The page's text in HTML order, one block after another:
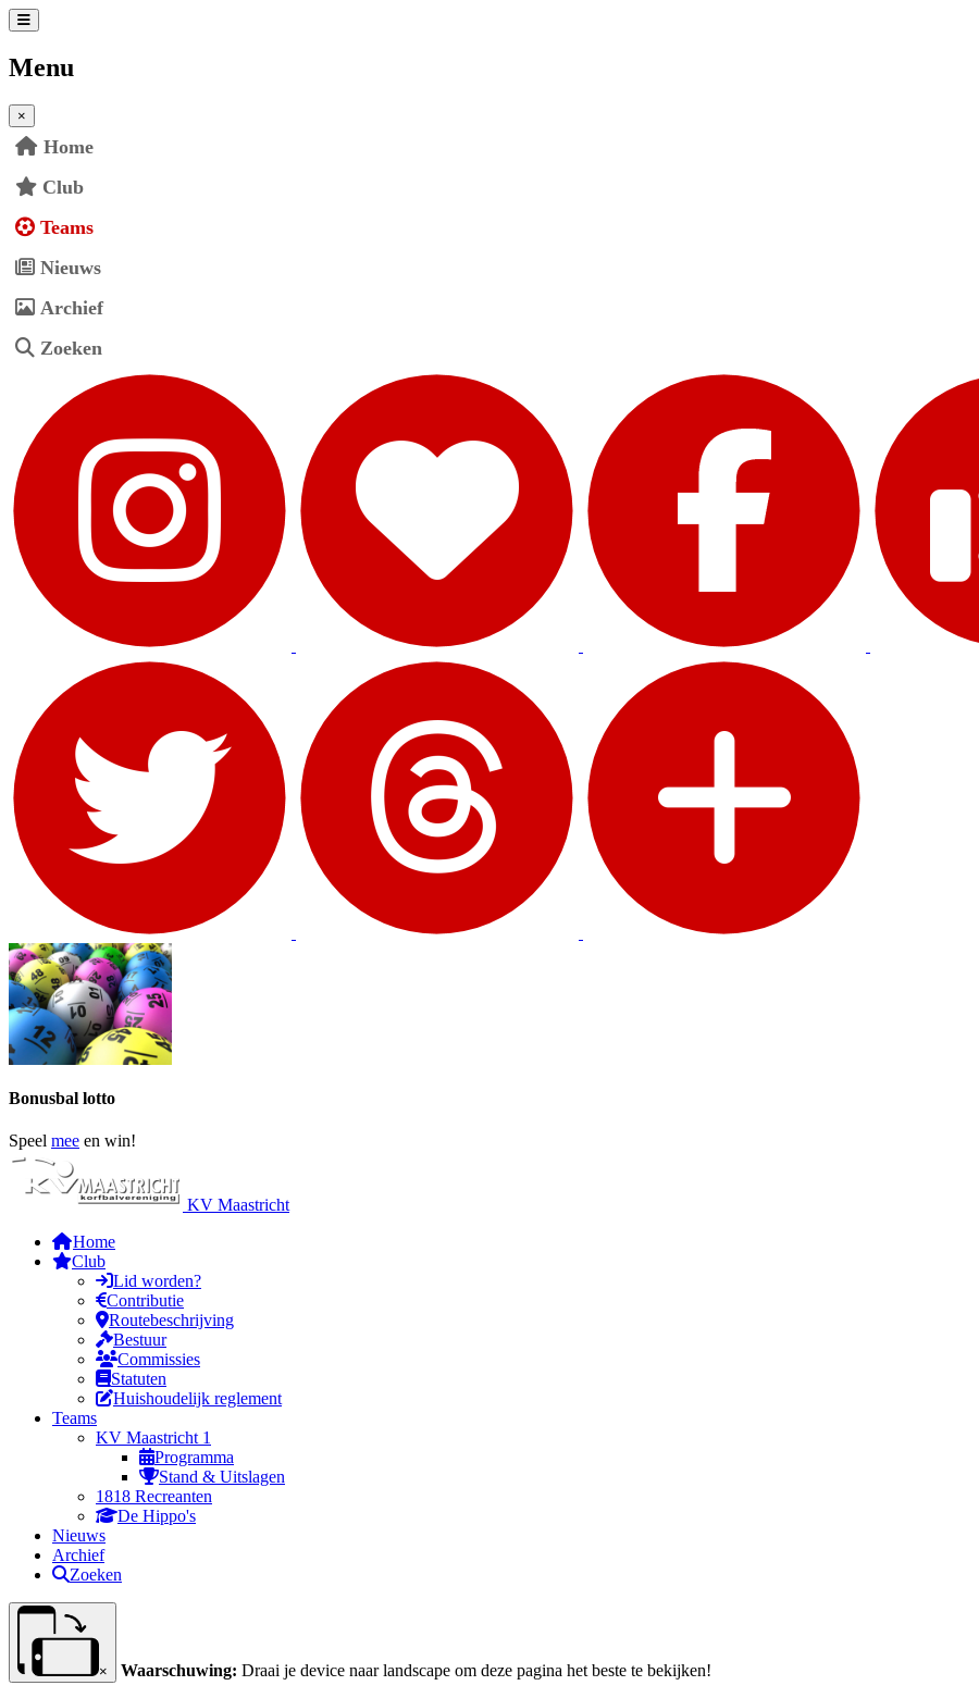
Menu
×
Home
Club
Teams
Nieuws
Archief
Zoeken
Bonusbal lotto
Speel mee en win!
KV Maastricht
Home
Club
Lid worden?
Contributie
Routebeschrijving
Bestuur
Commissies
Statuten
Huishoudelijk reglement
Teams
KV Maastricht 1
Programma
Stand & Uitslagen
1818 Recreanten
De Hippo's
Nieuws
Archief
Zoeken
× Waarschuwing: Draai je device naar landscape om deze pagina het beste te bekijken!